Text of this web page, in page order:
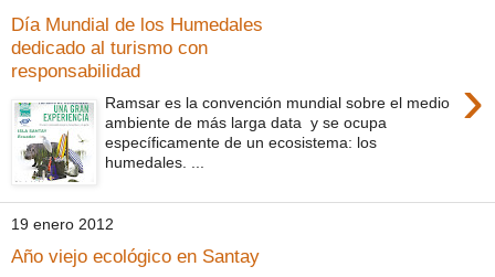
Día Mundial de los Humedales
dedicado al turismo con
responsabilidad
›
Ramsar es la convención mundial sobre el medio
ambiente de más larga data y se ocupa
específicamente de un ecosistema: los
humedales. ...
19 enero 2012
Año viejo ecológico en Santay